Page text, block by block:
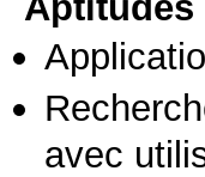
avec